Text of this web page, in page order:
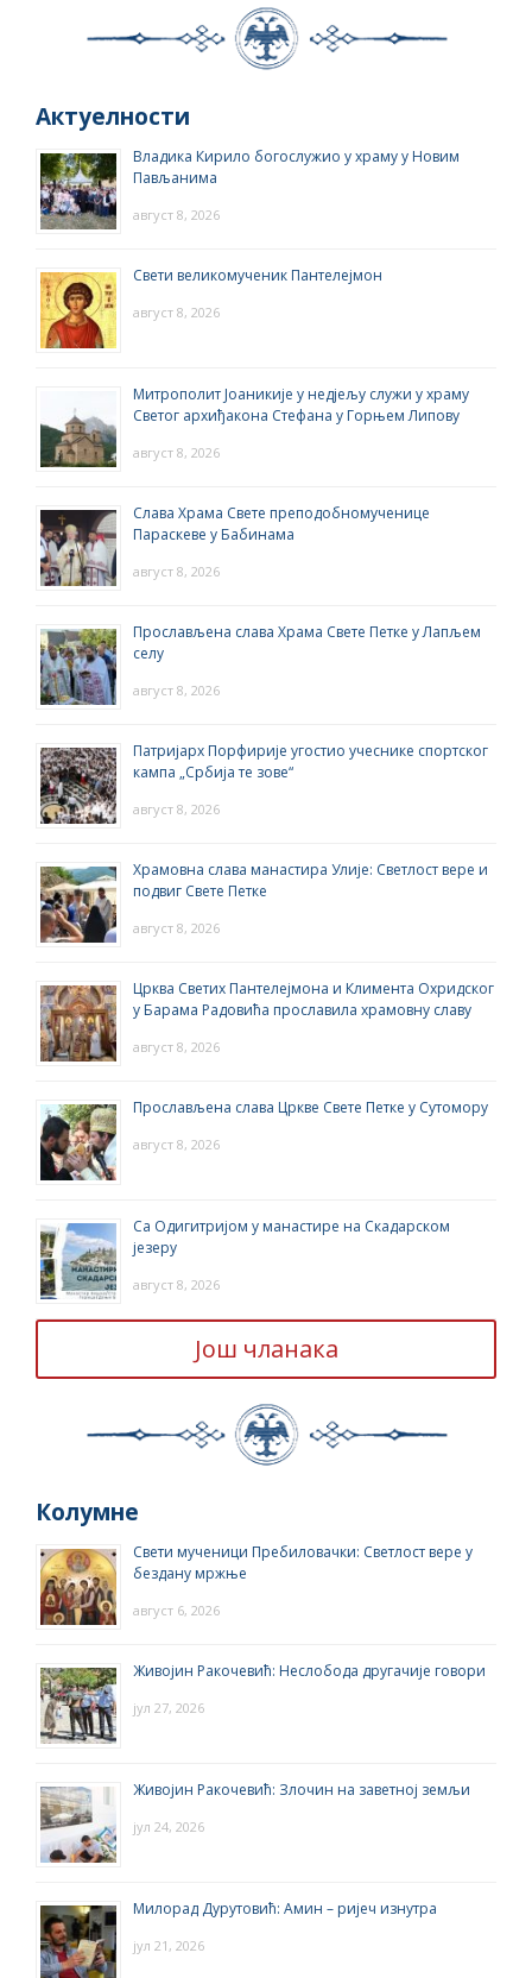
Актуелности
Владика Кирило богослужио у храму у Новим
Пављанима
август 8, 2026
Свети великомученик Пантелејмон
август 8, 2026
Митрополит Јоаникије у недјељу служи у храму
Светог архиђакона Стефана у Горњем Липову
август 8, 2026
Слава Храма Свете преподобномученице
Параскеве у Бабинама
август 8, 2026
Прослављена слава Храма Свете Петке у Лапљем
селу
август 8, 2026
Патријарх Порфирије угостио учеснике спортског
кампа „Србија те зове“
август 8, 2026
Храмовна слава манастира Улије: Светлост вере и
подвиг Свете Петке
август 8, 2026
Црква Светих Пантелејмона и Климента Охридског
у Барама Радовића прославила храмовну славу
август 8, 2026
Прослављена слава Цркве Свете Петке у Сутомору
август 8, 2026
Са Одигитријом у манастире на Скадарском
језеру
август 8, 2026
Још чланака
Колумне
Свети мученици Пребиловачки: Светлост вере у
бездану мржње
август 6, 2026
Живојин Ракочевић: Неслобода другачије говори
јул 27, 2026
Живојин Ракочевић: Злочин на заветној земљи
јул 24, 2026
Милорад Дурутовић: Амин – ријеч изнутра
јул 21, 2026